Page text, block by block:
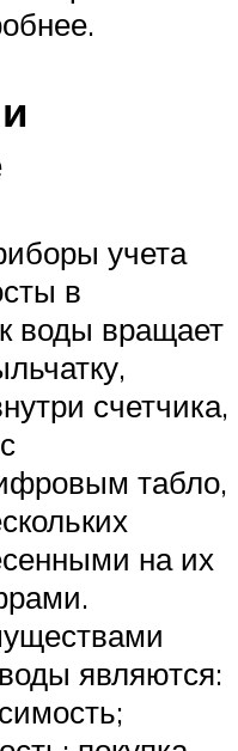
учета
в
воды вращает
счетчика,
табло,
на их
являются: